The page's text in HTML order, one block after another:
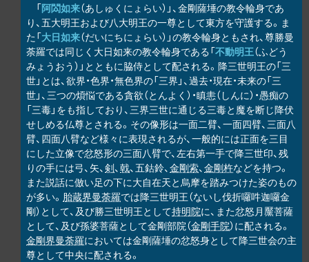
「阿閦如来（あしゅくにょらい）」、金剛薩埵の教令輪身であ
り、五大明王および八大明王の一尊として東方を守護する。ま
た「大日如来（だいにちにょらい）」の教令輪身ともされ、尊勝曼
荼羅では同じく大日如来の教令輪身である「不動明王（ふどう
みょうおう）」とともに脇侍として配される。降三世明王の「三
世」とは、欲界・色界・無色界の「三界」、過去・現在・未来の「三
世」、三つの煩悩である貪欲（とんよく）・瞋恚（しんに）・愚痴の
「三毒」をも指しており、三界三世に通じる三毒と魔を断じ降伏
せしめる仏尊とされる。その像形は一面二臂、一面四臂、三面八
臂、四面八臂など様々に表現されるが、一般的には正面を三目
にした立像で忿怒形の三面八臂で、左右第一手で降三世印、残
りの手には弓、矢、剣、戟、五鈷鈴、金剛索、金剛杵などを持つ。
また説話に倣い足の下に大自在天と烏摩を踏みつけた姿のもの
が多い。 胎蔵界曼荼羅では降三世明王（ないし伐折囉吽迦囉金
剛）として、及び勝三世明王として持明院に、また忿怒月黶菩薩
として、及び孫婆菩薩として金剛部院（金剛手院）に配される。
金剛界曼荼羅においては金剛薩埵の忿怒身として降三世会の主
尊として中央に配される。